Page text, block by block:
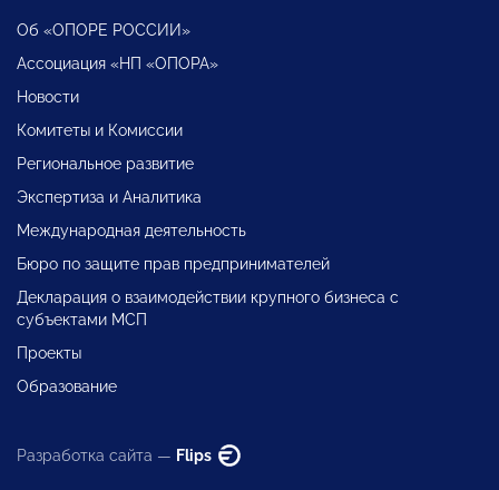
Об «ОПОРЕ РОССИИ»
Ассоциация «НП «ОПОРА»
Новости
Комитеты и Комиссии
Региональное развитие
Экспертиза и Аналитика
Международная деятельность
Бюро по защите прав предпринимателей
Декларация о взаимодействии крупного бизнеса с
субъектами МСП
Проекты
Образование
Разработка сайта — Flips